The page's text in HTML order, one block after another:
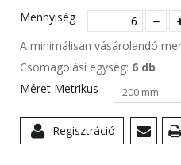
Mennyiség
A minimálisan vásárolandó
Csomagolási egység: 6 db
Méret Metrikus
200 mm
Regisztráció